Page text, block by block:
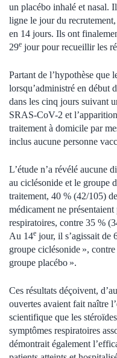
un placébo inhalé et nasal.
ligne le jour du
en 14 jours. Ils ont
29e jour pour recueillir les
Partant de l’hypothèse que
lorsqu’administré en début
dans les cinq jours suivant
SRAS-CoV-2 et
traitement à domicile par
inclus aucune personne
L’étude n’a révélé aucune
au ciclésonide et le groupe
traitement, 40 % (42/105)
médicament ne
respiratoires, contre 35 %
Au 14e jour, il s’agissait de
groupe ciclésonide »,
groupe placébo ».
Ces résultats déçoivent,
ouvertes avaient fait naître
scientifique que les
symptômes respiratoires
démontrait également